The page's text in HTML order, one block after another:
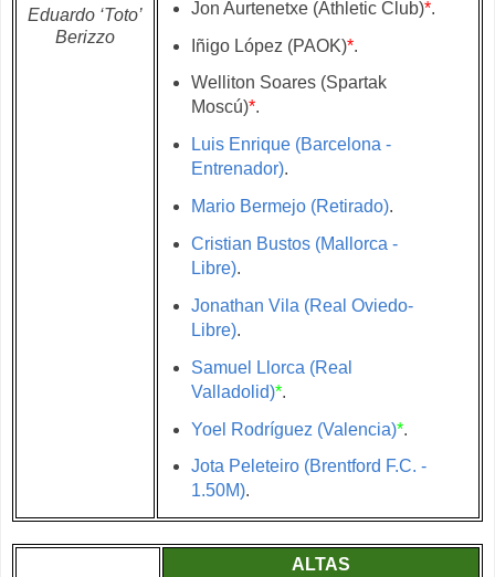
Eduardo ‘Toto’
Berizzo
Jon Aurtenetxe (Athletic Club)*.
Iñigo López (PAOK)*.
Welliton Soares (Spartak
Moscú)*.
Luis Enrique (Barcelona -
Entrenador).
Mario Bermejo (Retirado).
Cristian Bustos (Mallorca -
Libre).
Jonathan Vila (Real Oviedo-
Libre).
Samuel Llorca (Real
Valladolid)*.
Yoel Rodríguez (Valencia)*.
Jota Peleteiro (Brentford F.C. -
1.50M).
ALTAS